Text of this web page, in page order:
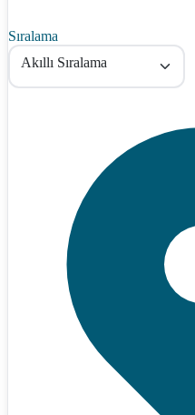
Sıralama
Akıllı Sıralama